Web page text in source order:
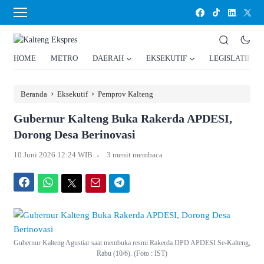
HOME METRO DAERAH EKSEKUTIF LEGISLATIF
Beranda › Eksekutif › Pemprov Kalteng
Gubernur Kalteng Buka Rakerda APDESI,
Dorong Desa Berinovasi
10 Juni 2026 12:24 WIB . 3 menit membaca
Gubernur Kalteng Agustiar saat membuka resmi Rakerda DPD APDESI Se-Kalteng,
Rabu (10/6). (Foto : IST)